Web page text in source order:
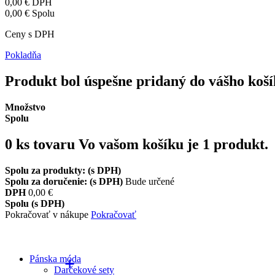
0,00 €
DPH
0,00 € Spolu
Ceny s DPH
Pokladňa
Produkt bol úspešne pridaný do vášho
Množstvo
Spolu
0 ks tovaru Vo vašom košíku je 1 produkt.
Spolu za produkty: (s DPH)
Spolu za doručenie: (s DPH) Bude určené
DPH 0,00 €
Spolu (s DPH)
Pokračovať v nákupe Pokračovať
Pánska móda
Darčekové sety